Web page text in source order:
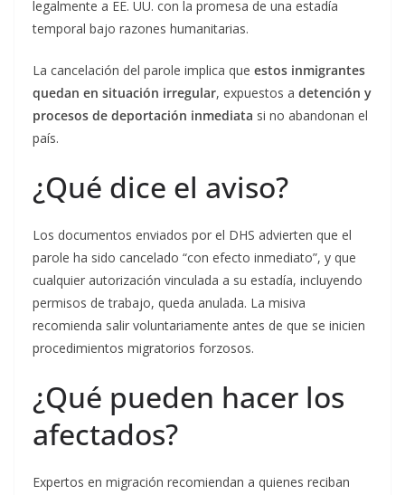
legalmente a EE. UU. con la promesa de una estadía
temporal bajo razones humanitarias.
La cancelación del parole implica que estos inmigrantes
quedan en situación irregular, expuestos a detención y
procesos de deportación inmediata si no abandonan el
país.
¿Qué dice el aviso?
Los documentos enviados por el DHS advierten que el
parole ha sido cancelado “con efecto inmediato”, y que
cualquier autorización vinculada a su estadía, incluyendo
permisos de trabajo, queda anulada. La misiva
recomienda salir voluntariamente antes de que se inicien
procedimientos migratorios forzosos.
¿Qué pueden hacer los
afectados?
Expertos en migración recomiendan a quienes reciban